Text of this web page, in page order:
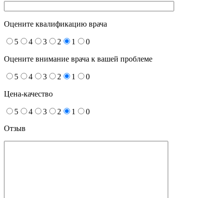
Оцените квалификацию врача
5 4 3 2 1 0
Оцените внимание врача к вашей проблеме
5 4 3 2 1 0
Цена-качество
5 4 3 2 1
0
Отзыв